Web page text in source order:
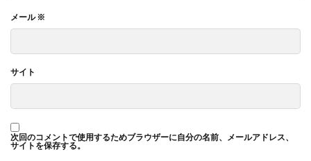
メール※
サイト
次回のコメントで使用するためブラウザーに自分の名前、メールアドレス、
サイトを保存する。